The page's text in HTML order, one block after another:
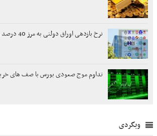
نرخ بازدهی اوراق دولتی به مرز 40 درصد رسید
تداوم موج صعودی بورس با صف های
وبگردی